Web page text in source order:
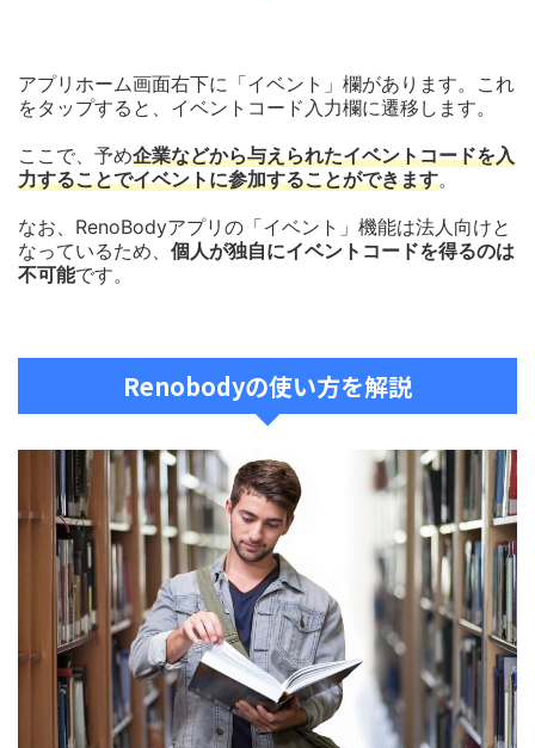
アプリホーム画面右下に「イベント」欄があります。これ
をタップすると、イベントコード入力欄に遷移します。
ここで、予め企業などから与えられたイベントコードを入
力することでイベントに参加することができます。
なお、RenoBodyアプリの「イベント」機能は法人向けと
なっているため、 個人が独自にイベントコードを得るのは
不可能です。
Renobodyの使い方を解説